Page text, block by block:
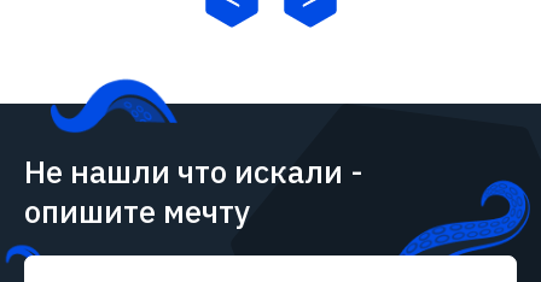
Не нашли что искали -
опишите мечту